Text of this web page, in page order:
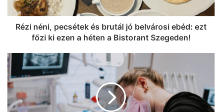
Rézi néni, pecsétek és brutál jó belvárosi ebéd: ezt
főzi ki ezen a héten a Bistorant Szegeden!